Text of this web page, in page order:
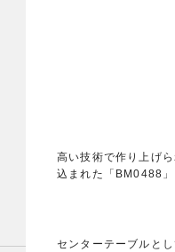
高い技術で作り上げ
込まれた「BM0488
センターテーブルと